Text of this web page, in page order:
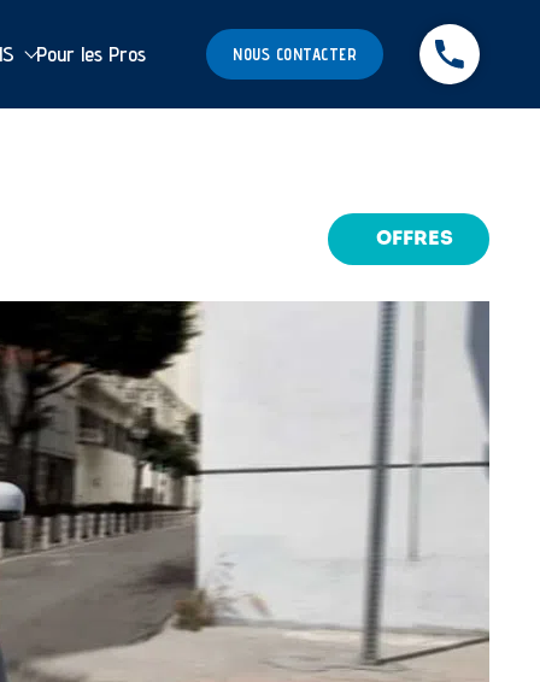
Pour les Pros NOUS CONTACTER
OFFRES